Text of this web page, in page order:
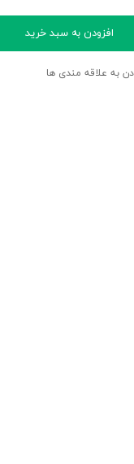
افزودن به سبد خرید
به علاقه مندی ها